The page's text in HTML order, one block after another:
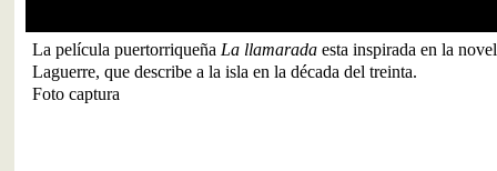
La película puertorriqueña La llamarada esta inspirada en la
Laguerre, que describe a la isla en la década del treinta.
Foto captura